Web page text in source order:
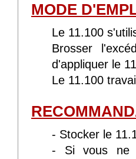
MODE
Le 11.100
Brosser
d'appliquer le
Le 11.100
- Stocker le
- Si vous ne